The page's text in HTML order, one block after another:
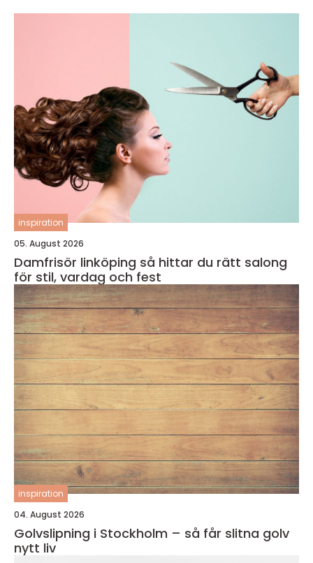
inspiration
05. August 2026
Damfrisör linköping så hittar du rätt salong
för stil, vardag och fest
inspiration
04. August 2026
Golvslipning i Stockholm – så får slitna golv
nytt liv